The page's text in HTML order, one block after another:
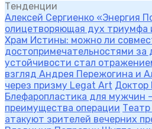
Тенденции
Алексей Сергиенко «Энергия
олицетворяющая дух триумфа
Храм Истины: можно ли
достопримечательностями за
устойчивости стал
взгляд Андрея Пережогина и
через призму Legat Art Доктор
Блефаропластика для мужчин
преимущества операции
атакуют зрителей вечерних